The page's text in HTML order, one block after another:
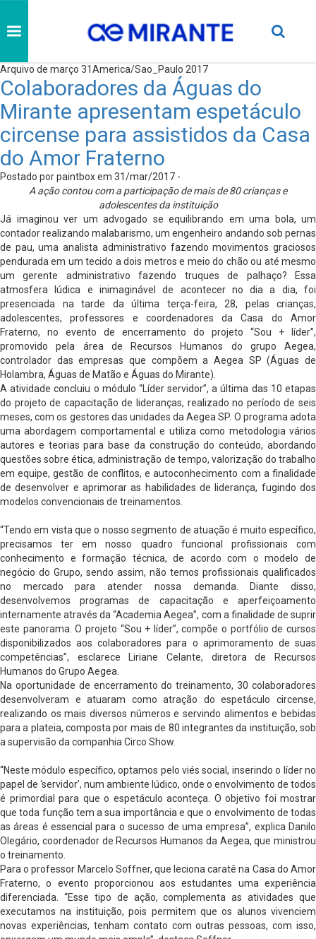
Arquivo de março 31America/Sao_Paulo 2017
Colaboradores da Águas do
Mirante apresentam espetáculo
circense para assistidos da Casa
do Amor Fraterno
Postado por paintbox em 31/mar/2017 -
A ação contou com a participação de mais de 80 crianças e
adolescentes da instituição
Já imaginou ver um advogado se equilibrando em uma bola, um
contador realizando malabarismo, um engenheiro andando sob pernas
de pau, uma analista administrativo fazendo movimentos graciosos
pendurada em um tecido a dois metros e meio do chão ou até mesmo
um gerente administrativo fazendo truques de palhaço? Essa
atmosfera lúdica e inimaginável de acontecer no dia a dia, foi
presenciada na tarde da última terça-feira, 28, pelas crianças,
adolescentes, professores e coordenadores da Casa do Amor
Fraterno, no evento de encerramento do projeto “Sou + líder”,
promovido pela área de Recursos Humanos do grupo Aegea,
controlador das empresas que compõem a Aegea SP (Águas de
Holambra, Águas de Matão e Águas do Mirante).
A atividade concluiu o módulo “Líder servidor”, a última das 10 etapas
do projeto de capacitação de lideranças, realizado no período de seis
meses, com os gestores das unidades da Aegea SP. O programa adota
uma abordagem comportamental e utiliza como metodologia vários
autores e teorias para base da construção do conteúdo, abordando
questões sobre ética, administração de tempo, valorização do trabalho
em equipe, gestão de conflitos, e autoconhecimento com a finalidade
de desenvolver e aprimorar as habilidades de liderança, fugindo dos
modelos convencionais de treinamentos.
“Tendo em vista que o nosso segmento de atuação é muito específico,
precisamos ter em nosso quadro funcional profissionais com
conhecimento e formação técnica, de acordo com o modelo de
negócio do Grupo, sendo assim, não temos profissionais qualificados
no mercado para atender nossa demanda. Diante disso,
desenvolvemos programas de capacitação e aperfeiçoamento
internamente através da “Academia Aegea”, com a finalidade de suprir
este panorama. O projeto “Sou + líder”, compõe o portfólio de cursos
disponibilizados aos colaboradores para o aprimoramento de suas
competências”, esclarece Liriane Celante, diretora de Recursos
Humanos do Grupo Aegea.
Na oportunidade de encerramento do treinamento, 30 colaboradores
desenvolveram e atuaram como atração do espetáculo circense,
realizando os mais diversos números e servindo alimentos e bebidas
para a plateia, composta por mais de 80 integrantes da instituição, sob
a supervisão da companhia Circo Show.
“Neste módulo específico, optamos pelo viés social, inserindo o líder no
papel de ‘servidor’, num ambiente lúdico, onde o envolvimento de todos
é primordial para que o espetáculo aconteça. O objetivo foi mostrar
que toda função tem a sua importância e que o envolvimento de todas
as áreas é essencial para o sucesso de uma empresa”, explica Danilo
Olegário, coordenador de Recursos Humanos da Aegea, que ministrou
o treinamento.
Para o professor Marcelo Soffner, que leciona caratê na Casa do Amor
Fraterno, o evento proporcionou aos estudantes uma experiência
diferenciada. “Esse tipo de ação, complementa as atividades que
executamos na instituição, pois permitem que os alunos vivenciem
novas experiências, tenham contato com outras pessoas, com isso,